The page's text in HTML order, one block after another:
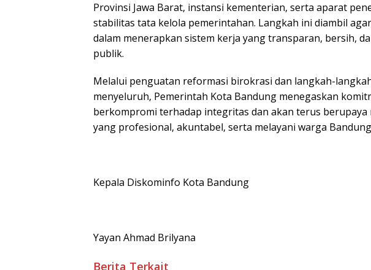
Provinsi Jawa Barat, instansi kementerian, serta aparat
stabilitas tata kelola pemerintahan. Langkah ini diambil
dalam menerapkan sistem kerja yang transparan, bersih,
publik.
Melalui penguatan reformasi birokrasi dan langkah-
menyeluruh, Pemerintah Kota Bandung menegaskan
berkompromi terhadap integritas dan akan terus
yang profesional, akuntabel, serta melayani warga
Kepala Diskominfo Kota Bandung
Yayan Ahmad Brilyana
Berita Terkait